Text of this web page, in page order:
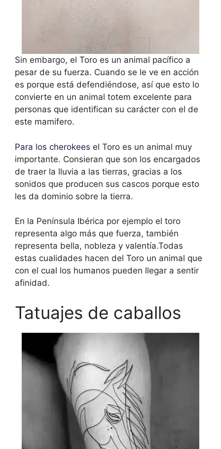
Sin embargo, el Toro es un animal pacífico a
pesar de su fuerza. Cuando se le ve en acción
es porque está defendiéndose, así que esto lo
convierte en un animal totem excelente para
personas que identifican su carácter con el de
este mamifero.
Para los cherokees el Toro es un animal muy
importante. Consieran que son los encargados
de traer la lluvia a las tierras, gracias a los
sonidos que producen sus cascos porque esto
les da dominio sobre la tierra.
En la Península Ibérica por ejemplo el toro
representa algo más que fuerza, también
representa bella, nobleza y valentía.Todas
estas cualidades hacen del Toro un animal que
con el cual los humanos pueden llegar a sentir
afinidad.
Tatuajes de caballos